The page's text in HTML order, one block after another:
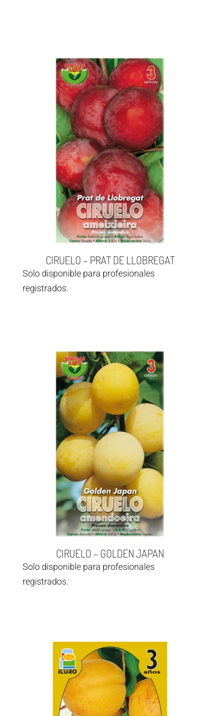
CIRUELO – PRAT DE LLOBREGAT
Solo disponible para profesionales
registrados.
CIRUELO – GOLDEN JAPAN
Solo disponible para profesionales
registrados.